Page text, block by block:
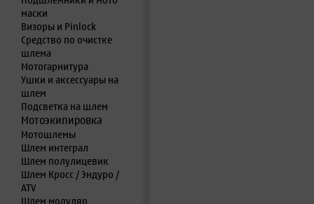
маски
Визоры и Pinlock
Средство по очистке
шлема
Мотогарнитура
Ушки и аксессуары на
шлем
Подсветка на шлем
Мотоэкипировка
Мотошлемы
Шлем интеграл
Шлем полулицевик
Шлем Кросс / Эндуро /
ATV